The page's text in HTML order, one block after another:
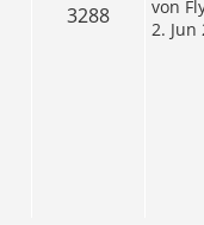
3288 von
2. Jun